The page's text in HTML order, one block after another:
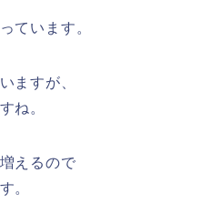
ています。
ますが、
ね。
えるので
。